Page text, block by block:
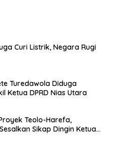
Curi Listrik, Negara Rugi
Turedawola Diduga
Ketua DPRD Nias Utara
Teolo-Harefa,
Sikap Dingin Ketua